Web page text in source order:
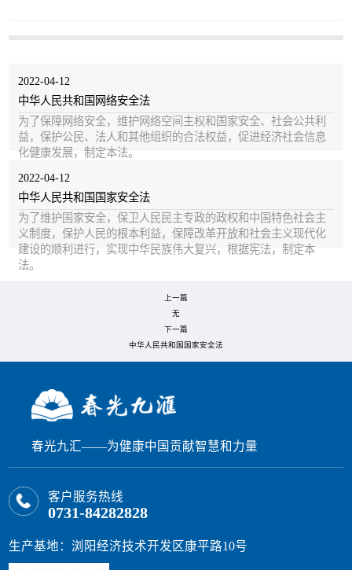
2022-04-12
中华人民共和国网络安全法
为了保障网络安全，维护网络空间主权和国家安全、社会公共利
益，保护公民、法人和其他组织的合法权益，促进经济社会信息
化健康发展，制定本法。
2022-04-12
中华人民共和国国家安全法
为了维护国家安全，保卫人民民主专政的政权和中国特色社会主
义制度，保护人民的根本利益，保障改革开放和社会主义现代化
建设的顺利进行，实现中华民族伟大复兴，根据宪法，制定本
法。
上一篇
无
下一篇
中华人民共和国国家安全法
春光九汇——为健康中国贡献智慧和力量
客户服务热线
0731-84282828
生产基地：浏阳经济技术开发区康平路10号